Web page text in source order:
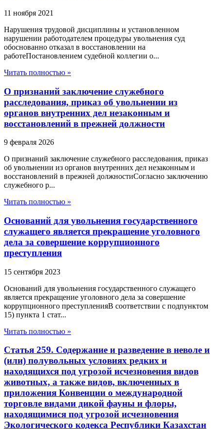
11 ноября 2021
Нарушения трудовой дисциплины и установленном
нарушении работодателем процедуры увольнения суд
обоснованно отказал в восстановлении на
работеПостановлением судебной коллегии о...
Читать полностью »
О признаний заключение служебного
расследования, приказ об увольнении из
органов внутренних дел незаконным и
восстановлений в прежней должности
9 февраля 2026
О признаний заключение служебного расследования, приказ
об увольнении из органов внутренних дел незаконным и
восстановлений в прежней должностиСогласно заключению
служебного р...
Читать полностью »
Оснований для увольнения государственного
служащего является прекращение уголовного
дела за совершение коррупционного
преступления
15 сентября 2023
Оснований для увольнения государственного служащего
является прекращение уголовного дела за совершение
коррупционного преступленияВ соответствии с подпунктом
15) пункта 1 стат...
Читать полностью »
Статья 259. Содержание и разведение в неволе и
(или) полувольных условиях редких и
находящихся под угрозой исчезновения видов
животных, а также видов, включенных в
приложения Конвенции о международной
торговле видами дикой фауны и флоры,
находящимися под угрозой исчезновения
Экологического кодекса Республики Казахстан